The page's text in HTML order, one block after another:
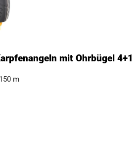
mit Ohrbügel 4+1
m